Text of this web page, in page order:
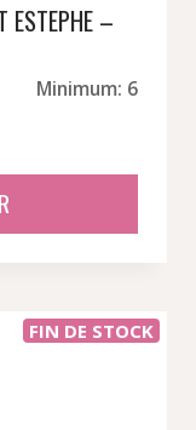
ESTEPHE –
Minimum: 6
FIN DE STOCK